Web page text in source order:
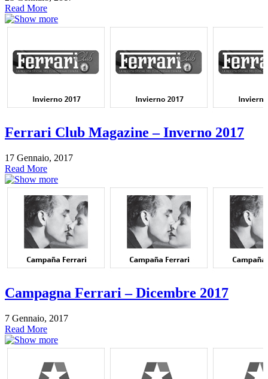
Read More
Ferrari Club Magazine – Inverno 2017
17 Gennaio, 2017
Read More
Campagna Ferrari – Dicembre 2017
7 Gennaio, 2017
Read More